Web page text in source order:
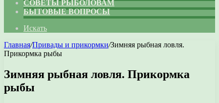
СОВЕТЫ РЫБОЛОВАМ
БЫТОВЫЕ ВОПРОСЫ
Искать
Главная/Привады и прикормки/Зимняя рыбная ловля.
Прикормка рыбы
Зимняя рыбная ловля. Прикормка
рыбы